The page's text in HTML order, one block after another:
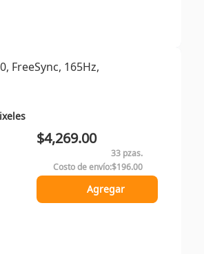
FreeSync, 165Hz,
$4,269.00
Costo de envío:$196.00
33 pzas.
Agregar